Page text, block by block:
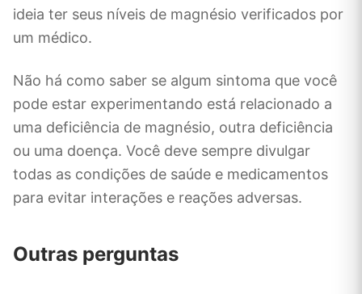
ideia ter seus níveis de magnésio verificados por
um médico.
Não há como saber se algum sintoma que você
pode estar experimentando está relacionado a
uma deficiência de magnésio, outra deficiência
ou uma doença. Você deve sempre divulgar
todas as condições de saúde e medicamentos
para evitar interações e reações adversas.
Outras perguntas